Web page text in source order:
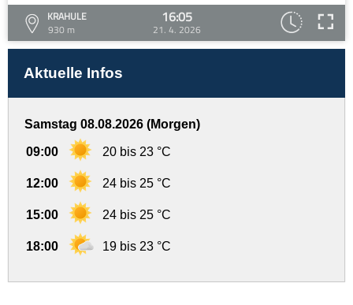
KRAHULE
930 m
16:05
21. 4. 2026
Aktuelle Infos
Samstag 08.08.2026 (Morgen)
09:00 20 bis 23 °C
12:00 24 bis 25 °C
15:00 24 bis 25 °C
18:00 19 bis 23 °C